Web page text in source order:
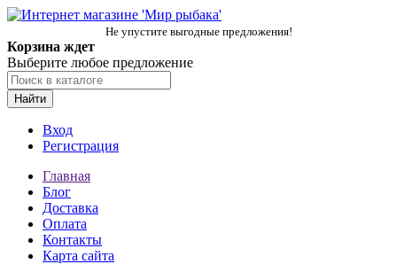
Не упустите выгодные предложения!
Корзина ждет
Выберите любое предложение
Найти
Вход
Регистрация
Главная
Блог
Доставка
Оплата
Контакты
Карта сайта